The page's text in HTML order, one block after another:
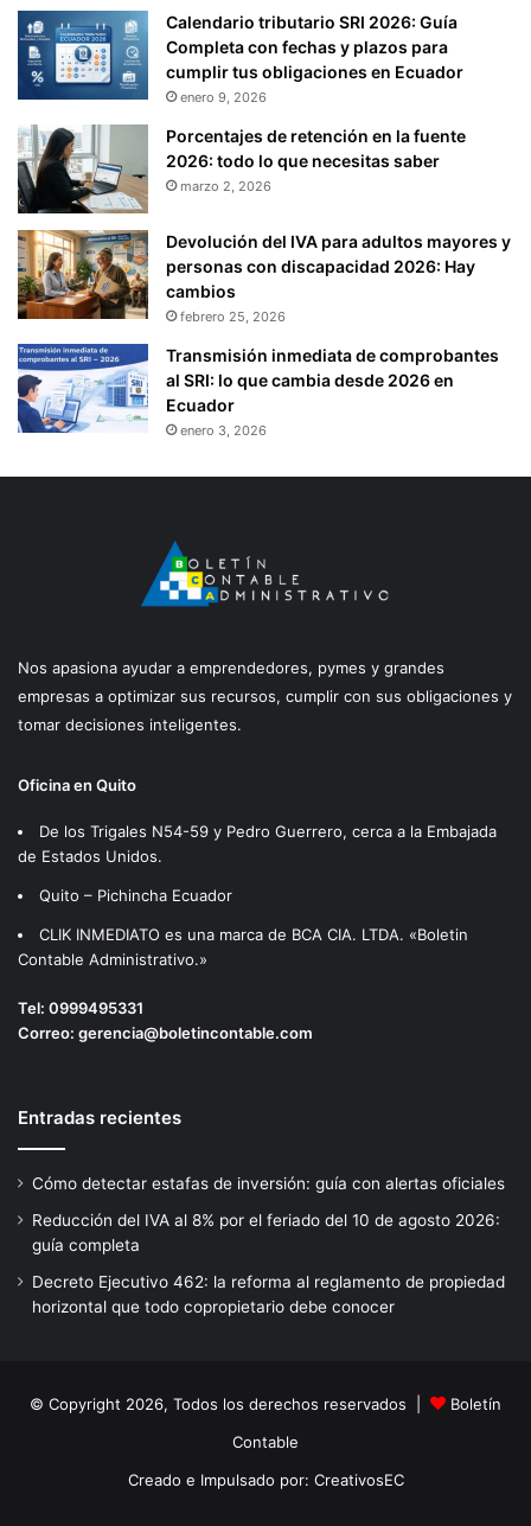
Calendario tributario SRI 2026: Guía
Completa con fechas y plazos para
cumplir tus obligaciones en Ecuador
enero 9, 2026
Porcentajes de retención en la fuente
2026: todo lo que necesitas saber
marzo 2, 2026
Devolución del IVA para adultos mayores y
personas con discapacidad 2026: Hay
cambios
febrero 25, 2026
Transmisión inmediata de comprobantes
al SRI: lo que cambia desde 2026 en
Ecuador
enero 3, 2026
Nos apasiona ayudar a emprendedores, pymes y grandes
empresas a optimizar sus recursos, cumplir con sus obligaciones y
tomar decisiones inteligentes.
Oficina en Quito
De los Trigales N54-59 y Pedro Guerrero, cerca a la Embajada
de Estados Unidos.
Quito – Pichincha Ecuador
CLIK INMEDIATO es una marca de BCA CIA. LTDA. «Boletin
Contable Administrativo.»
Tel: 0999495331
Correo: gerencia@boletincontable.com
Entradas recientes
Cómo detectar estafas de inversión: guía con alertas oficiales
Reducción del IVA al 8% por el feriado del 10 de agosto 2026:
guía completa
Decreto Ejecutivo 462: la reforma al reglamento de propiedad
horizontal que todo copropietario debe conocer
© Copyright 2026, Todos los derechos reservados |
Boletín
Contable
Creado e Impulsado por: CreativosEC